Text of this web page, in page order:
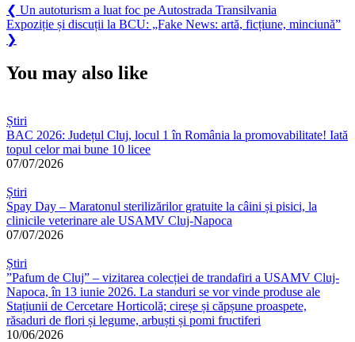
Navigare
în
❮ Previous
Post:
Un autoturism a luat foc pe Autostrada Transilvania
Next
Post:
Expoziție și discuții la BCU: „Fake News: artă, ficțiune, minciună”
❯
You may also like
Știri
BAC 2026: Județul Cluj, locul 1 în România la promovabilitate! Iată
topul celor mai bune 10 licee
07/07/2026
Știri
Spay Day – Maratonul sterilizărilor gratuite la câini și pisici, la
clinicile veterinare ale USAMV Cluj-Napoca
07/07/2026
Știri
”Pafum de Cluj” – vizitarea colecției de trandafiri a USAMV Cluj-
Napoca, în 13 iunie 2026. La standuri se vor vinde produse ale
Stațiunii de Cercetare Horticolă; cireșe și căpșune proaspete,
răsaduri de flori și legume, arbuști și pomi fructiferi
10/06/2026